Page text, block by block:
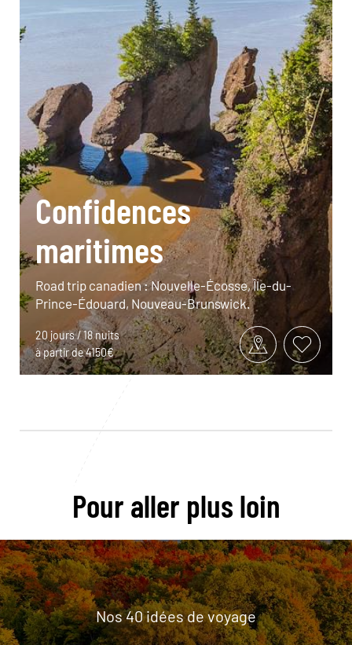
Confidences
maritimes
Road trip canadien : Nouvelle-Écosse, Île-du-
Prince-Édouard, Nouveau-Brunswick.
20 jours / 18 nuits
à partir de 4150€
Pour aller plus loin
Nos 40 idées de voyage